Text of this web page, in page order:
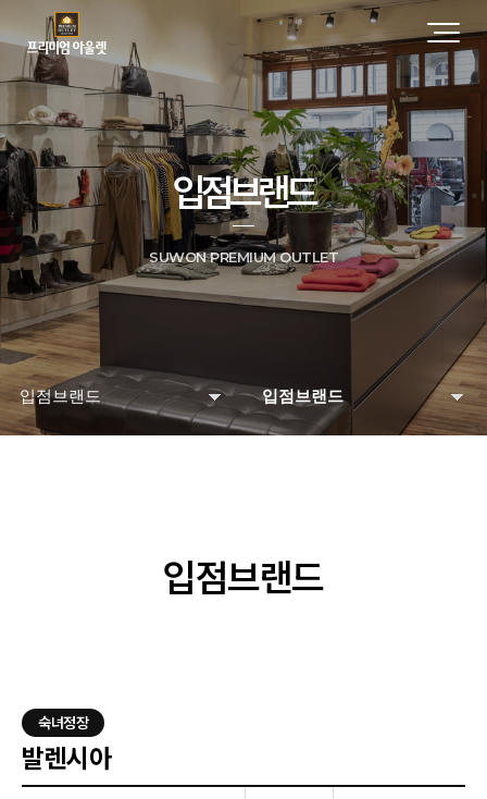
입점브랜드
SUWON PREMIUM OUTLET
입점브랜드 입점브랜드
입점브랜드
숙녀정장
발렌시아